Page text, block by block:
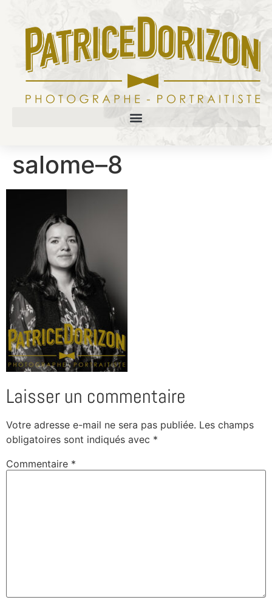
salome–8
Laisser un commentaire
Votre adresse e-mail ne sera pas publiée. Les champs
obligatoires sont indiqués avec *
Commentaire *